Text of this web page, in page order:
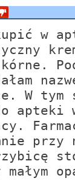
w
W tym
apteki